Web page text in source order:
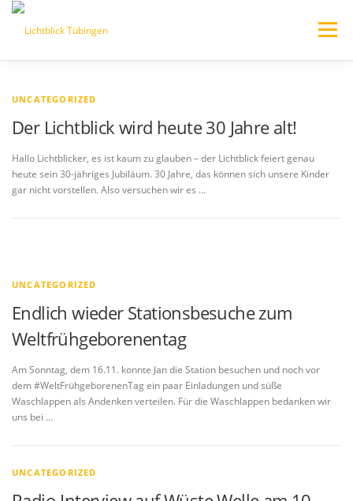
Zum
springen
Menü
A
k
t
u
l
e
s
UNCATEGORIZED
Der Lichtblick wird heute 30 Jahre alt!
Hallo Lichtblicker, es ist kaum zu glauben – der Lichtblick feiert genau
heute sein 30-jähriges Jubiläum. 30 Jahre, das können sich unsere Kinder
gar nicht vorstellen. Also versuchen wir es …
UNCATEGORIZED
Endlich wieder Stationsbesuche zum
Weltfrühgeborenentag
Am Sonntag, dem 16.11. konnte Jan die Station besuchen und noch vor
dem #WeltFrühgeborenenTag ein paar Einladungen und süße
Waschlappen als Andenken verteilen. Für die Waschlappen bedanken wir
uns bei …
UNCATEGORIZED